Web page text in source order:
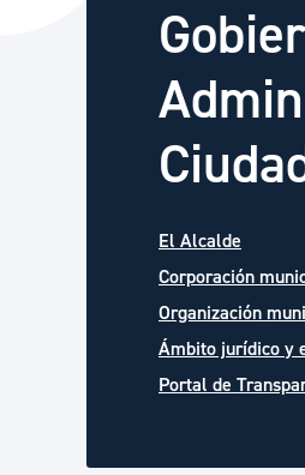
El Alcalde
Corporación
Organización
Ámbito jurídico y
Portal de